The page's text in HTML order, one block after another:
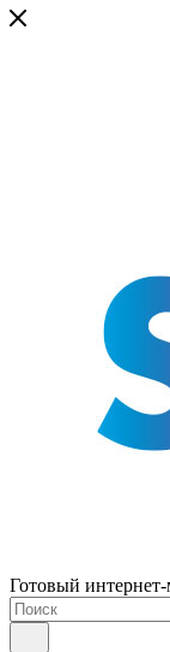
Готовый интернет-